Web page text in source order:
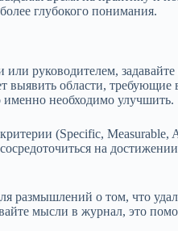
глубокого понимания.
или руководителем,
выявить области, требующие
необходимо улучшить.
(Specific, Measurable,
на
размышлений о том, что
мысли в журнал, это